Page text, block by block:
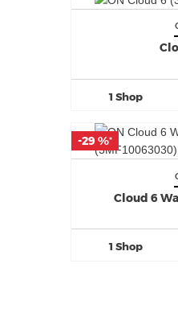
1 Shop
Cloud 6
1 Shop
-29 %*
-29 %*